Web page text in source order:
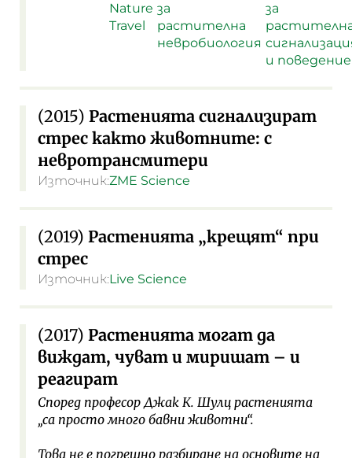
Nature
Travel
за
растителна
невробиология
за
и поведение
(2015) Растенията сигнализират
стрес както животните: с
невротрансмитери
Източник:ZME Science
(2019) Растенията „крещят“ при
стрес
Източник:Live Science
(2017) Растенията могат да
виждат, чуват и миришат – и
реагират
Според професор Джак К. Шулц растенията
„са просто много бавни животни“.
Това не е погрешно разбиране на основите на